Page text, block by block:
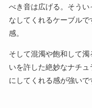
べき音は広げる。そうい
なしてくれるケーブル
感。
そして混濁や飽和して
いを許した絶妙なナチ
にしてくれる感が強いで